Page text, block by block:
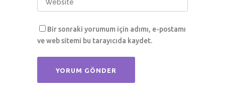
Bir sonraki yorumum için adımı, e-postamı
ve web sitemi bu tarayıcıda kaydet.